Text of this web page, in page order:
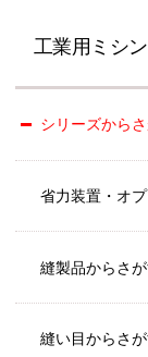
工業用ミシン
シリーズから
省力装置・オ
縫製品からさ
縫い目からさ